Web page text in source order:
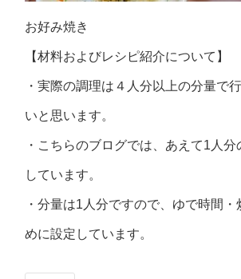
お好み焼き
【材料およびレシピ紹介について】
・実際の調理は４人分以上の分量で
いと思います。
・こちらのブログでは、あえて1人
しています。
・分量は1人分ですので、ゆで時間
めに設定しています。